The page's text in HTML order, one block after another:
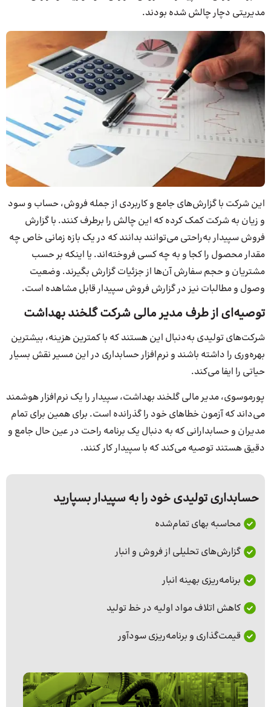
مدیریتی دچار چالش شده بودند.
این شرکت با گزارش‌های جامع و کاربردی از جمله فروش، حساب و سود
و زیان به شرکت کمک کرده که این چالش را برطرف کنند. با گزارش
فروش سپیدار به‌راحتی می‌توانند بدانند که در یک بازه زمانی خاص چه
مقدار محصول را کجا و به چه کسی فروخته‌اند. یا اینکه بر حسب
مشتریان و حجم سفارش آن‌ها از جزئیات گزارش بگیرند. وضعیت
وصول و مطالبات نیز در گزارش فروش سپیدار قابل مشاهده است.
توصیه‌ای از طرف مدیر مالی شرکت گلخند بهداشت
شرکت‌های تولیدی به‌دنبال این هستند که با کمترین هزینه، بیشترین
بهره‌وری را داشته باشند و نرم‌افزار حسابداری در این مسیر نقش بسیار
حیاتی را ایفا می‌کند.
پورموسوی، مدیر مالی گلخند بهداشت، سپیدار را یک نرم‌افزار هوشمند
می‌داند که آزمون خطاهای خود را گذرانده است. برای همین برای تمام
مدیران و حسابدارانی که به دنبال یک برنامه راحت در عین حال جامع و
دقیق هستند توصیه می‌کند که با سپیدار کار کنند.
حسابداری تولیدی خود را به سپیدار بسپارید
محاسبه بهای تمام‌شده
گزارش‌های تحلیلی از فروش و انبار
برنامه‌ریزی بهینه انبار
کاهش اتلاف مواد اولیه در خط تولید
قیمت‌گذاری و برنامه‌ریزی سودآور